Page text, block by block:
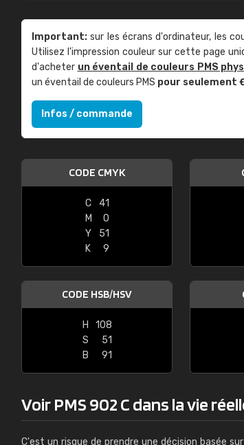
Important: sur les écrans d'ordinateur, les
Utilisez l'impression couleur sur cette page
d'acheter un éventail de couleurs PMS
un éventail de couleurs PMS pour seulement
Infos / commande
CODE CMYK
C
41
M
0
Y
51
K
9
CODE HSB/HSV
H
108
S
51
B
91
Voir PMS 902 C dans la vie
C'est un risque de prendre une décision basée